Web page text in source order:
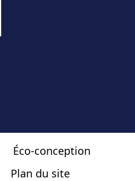
Éco-conception
Plan du site